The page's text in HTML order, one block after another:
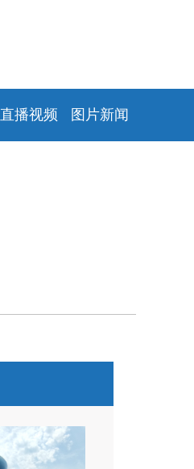
直播视频 图片新闻